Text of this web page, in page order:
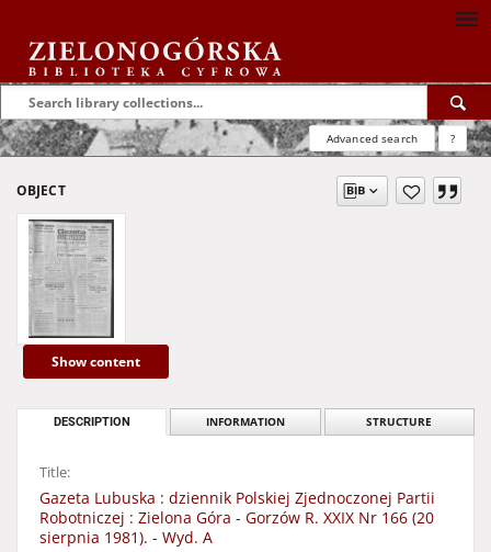
Advanced search ?
OBJECT
Show content
DESCRIPTION INFORMATION STRUCTURE
Title:
Gazeta Lubuska : dziennik Polskiej Zjednoczonej Partii
Robotniczej : Zielona Góra - Gorzów R. XXIX Nr 166 (20
sierpnia 1981). - Wyd. A